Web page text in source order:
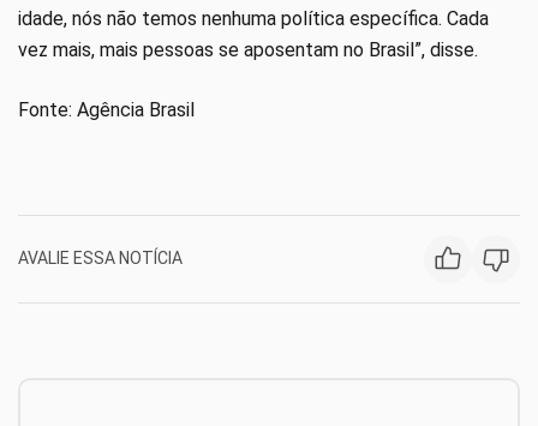
idade, nós não temos nenhuma política específica. Cada
vez mais, mais pessoas se aposentam no Brasil”, disse.
Fonte: Agência Brasil
AVALIE ESSA NOTÍCIA